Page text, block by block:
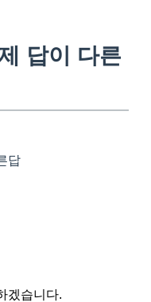
답이 다른
답
겠습니다.